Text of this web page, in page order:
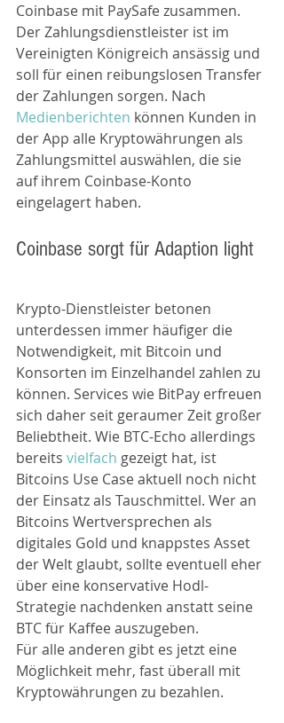
Coinbase mit PaySafe zusammen.
Der Zahlungsdienstleister ist im
Vereinigten Königreich ansässig und
soll für einen reibungslosen Transfer
der Zahlungen sorgen. Nach
Medienberichten können Kunden in
der App alle Kryptowährungen als
Zahlungsmittel auswählen, die sie
auf ihrem Coinbase-Konto
eingelagert haben.
Coinbase sorgt für Adaption light
Krypto-Dienstleister betonen
unterdessen immer häufiger die
Notwendigkeit, mit Bitcoin und
Konsorten im Einzelhandel zahlen zu
können. Services wie BitPay erfreuen
sich daher seit geraumer Zeit großer
Beliebtheit. Wie BTC-Echo allerdings
bereits vielfach gezeigt hat, ist
Bitcoins Use Case aktuell noch nicht
der Einsatz als Tauschmittel. Wer an
Bitcoins Wertversprechen als
digitales Gold und knappstes Asset
der Welt glaubt, sollte eventuell eher
über eine konservative Hodl-
Strategie nachdenken anstatt seine
BTC für Kaffee auszugeben.
Für alle anderen gibt es jetzt eine
Möglichkeit mehr, fast überall mit
Kryptowährungen zu bezahlen.